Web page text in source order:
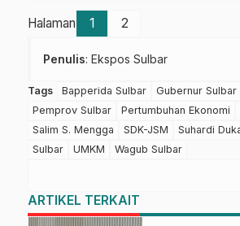
Halaman 1 2
Penulis: Ekspos Sulbar
Tags Bapperida Sulbar Gubernur Sulbar
Pemprov Sulbar
Pertumbuhan Ekonomi
Salim S. Mengga
SDK-JSM Suhardi
Sulbar
UMKM Wagub Sulbar
ARTIKEL TERKAIT